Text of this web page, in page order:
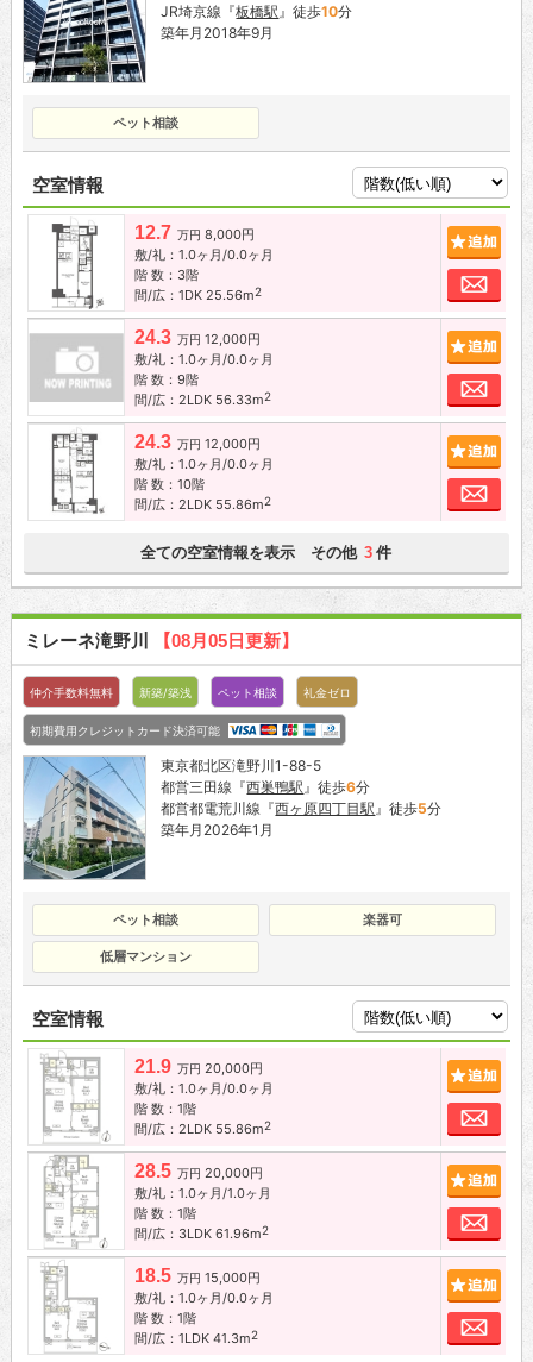
JR埼京線『板橋駅』徒歩10分
築年月2018年9月
ペット相談
空室情報
12.7 万円 8,000円
敷/礼：1.0ヶ月/0.0ヶ月
階 数：3階
間/広：1DK 25.56m2
お
24.3 万円 12,000円
敷/礼：1.0ヶ月/0.0ヶ月
階 数：9階
間/広：2LDK 56.33m2
お
24.3 万円 12,000円
敷/礼：1.0ヶ月/0.0ヶ月
階 数：10階
間/広：2LDK 55.86m2
追加
お
全ての空室情報を表示 その他 3 件
ミレーネ滝野川 【08月05日更新】
仲介手数料無料 新築/築浅 ペット相談 礼金ゼロ
初期費用クレジットカード決済可能
東京都北区滝野川1-88-5
都営三田線『西巣鴨駅』徒歩6分
都営都電荒川線『西ヶ原四丁目駅』徒歩5分
築年月2026年1月
ペット相談 楽器可
低層マンション
空室情報
21.9 万円 20,000円
敷/礼：1.0ヶ月/0.0ヶ月
階 数：1階
間/広：2LDK 55.86m2
お
28.5 万円 20,000円
敷/礼：1.0ヶ月/1.0ヶ月
階 数：1階
間/広：3LDK 61.96m2
お
18.5 万円 15,000円
敷/礼：1.0ヶ月/0.0ヶ月
階 数：1階
間/広：1LDK 41.3m2
お